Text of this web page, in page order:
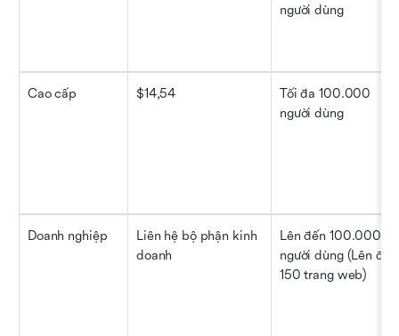
người dùng
Cao cấp $14,54
Tối đa 100.000
người dùng
Doanh nghiệp
Liên hệ bộ phận kinh
doanh
Lên đến 100.000
người dùng (Lên đến
150 trang web)